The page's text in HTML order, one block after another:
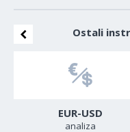
Ostali
EUR-USD
analiza